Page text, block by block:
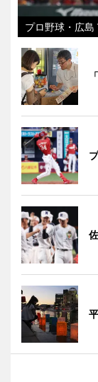
プロ野球・広